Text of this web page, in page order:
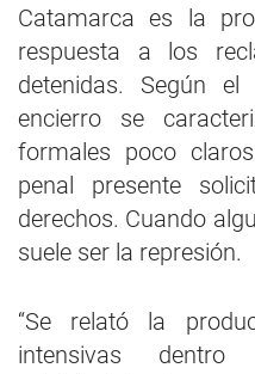
Catamarca es la
respuesta a los
detenidas. Según
encierro se
formales poco
penal presente
derechos. Cuando
suele ser la represión.
“Se relató la
intensivas